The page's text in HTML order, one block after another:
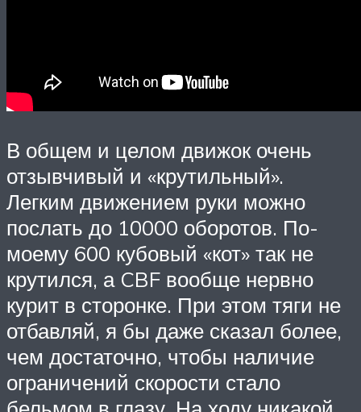
В общем и целом движок очень
отзывчивый и «крутильный».
Легким движением руки можно
послать до 10000 оборотов. По-
моему 600 кубовый «кот» так не
крутился, а CBF вообще нервно
курит в сторонке. При этом тяги не
отбавляй, я бы даже сказал более,
чем достаточно, чтобы наличие
ограничений скорости стало